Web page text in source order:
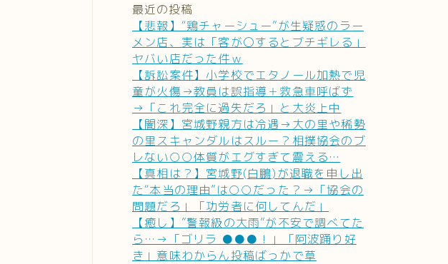
最近の投稿
【悲報】“鶏チャーシュー”が生疑惑のラー
メン店、実は「客が〇するとブチギレる」
ヤバい店だった件ｗ
【訴訟案件】小学校でエタノール加熱で児
童が火傷→教員は誤指導＋救急車呼ばず
→「これ完全に過失だろ」と大炎上中
【闇深】宮城野親方は冷遇→大の里や稀勢
の里スキャンダルはスルー？相撲協会のブ
レない○○体質がエグすぎて震える…
【真相は？】宮城野(白鵬)が退職を申し出
た“本当の理由”は○○だった？→「協会の
問題だろ」「功労者に何してんだ」
【癒し】”警報級の大雨”が不安で調べてた
ら…→「ゴリラ ●●●！」「阿波踊り好
き」意味わからん投稿ばっかで草